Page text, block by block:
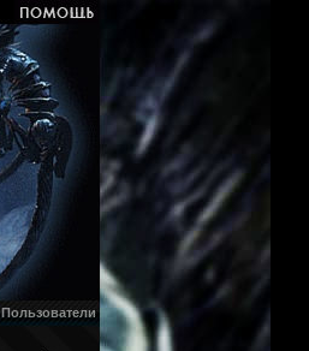
Пользователи